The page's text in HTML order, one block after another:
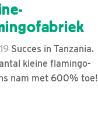
Succes in Tanzania.
kleine flamingo-
nam met 600% toe!